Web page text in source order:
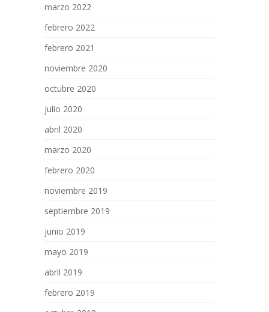
marzo 2022
febrero 2022
febrero 2021
noviembre 2020
octubre 2020
julio 2020
abril 2020
marzo 2020
febrero 2020
noviembre 2019
septiembre 2019
junio 2019
mayo 2019
abril 2019
febrero 2019